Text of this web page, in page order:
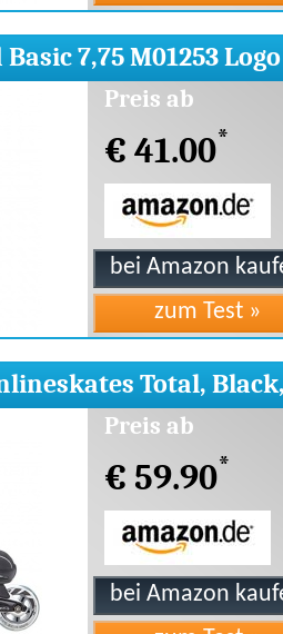
7,75 M01253 Logo
Preis ab
€ 41.00*
Total,
Preis ab
€ 59.90*